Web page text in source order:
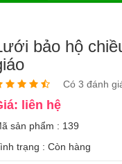
bảo hộ
Có 3 đánh
liên hệ
sản phẩm : 139
trạng : Còn hàng